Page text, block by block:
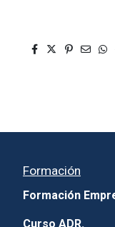
Formación
Formación
Curso ADR.